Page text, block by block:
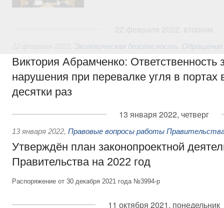
Экологическая безопасность.
Виктория Абрамченко: Ответственность
нарушения при перевалке угля в портах
десятки раз
13 января 2022, четверг
13 января 2022, Правовые вопросы работы
Утверждён план законопроектной
Правительства на 2022 год
Распоряжение от 30 декабря 2021 года №3994-р
11 октября 2021, понедельник